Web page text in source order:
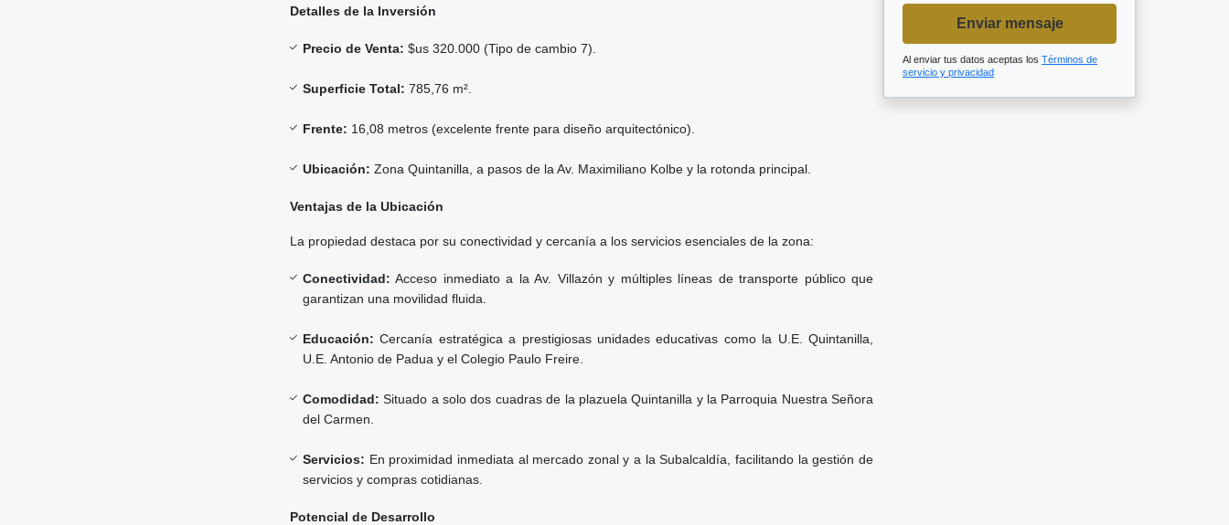
Detalles de la Inversión
Precio de Venta: $us 320.000 (Tipo de cambio 7).
Superficie Total: 785,76 m².
Frente: 16,08 metros (excelente frente para diseño arquitectónico).
Ubicación: Zona Quintanilla, a pasos de la Av. Maximiliano Kolbe y la rotonda principal.
Ventajas de la Ubicación
La propiedad destaca por su conectividad y cercanía a los servicios esenciales de la zona:
Conectividad: Acceso inmediato a la Av. Villazón y múltiples líneas de transporte público que
garantizan una movilidad fluida.
Educación: Cercanía estratégica a prestigiosas unidades educativas como la U.E. Quintanilla,
U.E. Antonio de Padua y el Colegio Paulo Freire.
Comodidad: Situado a solo dos cuadras de la plazuela Quintanilla y la Parroquia Nuestra Señora
del Carmen.
Servicios: En proximidad inmediata al mercado zonal y a la Subalcaldía, facilitando la gestión de
servicios y compras cotidianas.
Potencial de Desarrollo
Enviar mensaje
Al enviar tus datos aceptas los Términos de
servicio y privacidad